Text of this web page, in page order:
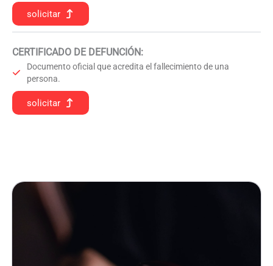
solicitar
CERTIFICADO DE DEFUNCIÓN:
Documento oficial que acredita el fallecimiento de una
persona.
solicitar